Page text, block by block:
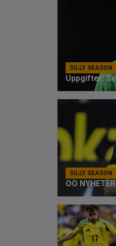
SILLY SEASON
SILLY SEASON